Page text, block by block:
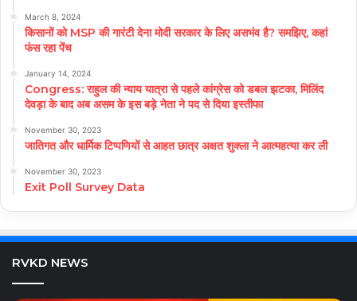
March 8, 2024
किसानों को MSP की गारंटी देना मोदी सरकार के लिए असभंव है? समझिए, कहां
फंस रहा पेंच
January 14, 2024
Congress: राहुल की न्याय यात्रा से पहले कांग्रेस को डबल झटका, मिलिंद
देवड़ा के बाद अब असम के इस बड़े नेता ने पद से दिया इस्तीफा
November 30, 2023
जातिगत और धार्मिक टिप्पणियों से आहत छात्र अक्षत शुक्ला ने आत्महत्या कर ली
November 30, 2023
Exit Poll Survey Data
RVKD NEWS